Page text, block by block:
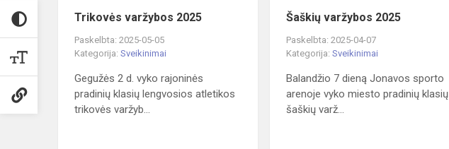
Trikovės varžybos 2025
Paskelbta: 2025-05-05
Kategorija: Sveikinimai
Gegužės 2 d. vyko rajoninės
pradinių klasių lengvosios atletikos
trikovės varžyb...
Šaškių varžybos 2025
Paskelbta: 2025-04-07
Kategorija:Sveikinimai
Balandžio 7 dieną Jonavos sporto
arenoje vyko miesto pradinių klasių
šaškių varž...